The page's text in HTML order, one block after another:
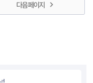
다음 페이지